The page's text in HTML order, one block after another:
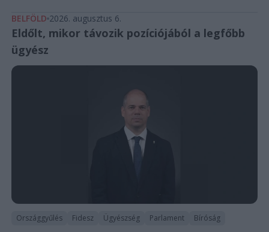
BELFÖLD 2026. augusztus 6.
Eldőlt, mikor távozik pozíciójából a legfőbb
ügyész
Országgyűlés Fidesz Ügyészség Parlament Bíróság